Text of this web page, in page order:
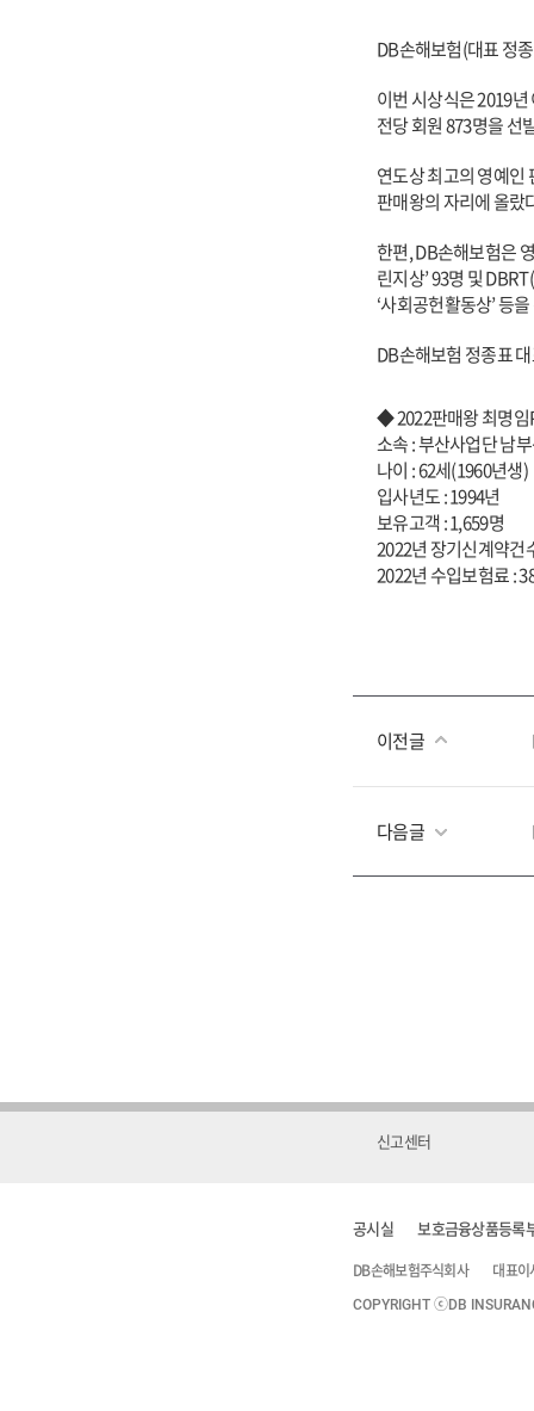
DB손해보험(대표 정
이번 시상식은 2019
전당 회원 873명을 선
연도상 최고의 영예인
판매왕의 자리에 올랐
한편, DB손해보험은
린지상’ 93명 및
‘사회공헌활동상’ 등
DB손해보험 정종표
◆ 2022판매왕 최명임
소속 : 부산사업단 남
나이 : 62세(1960년생)
입사년도 : 1994년
보유고객 : 1,659명
2022년 장기신계약건
2022년 수입보험료 :
이전글
다음글
신고센터
공시실 보호금융상품등록
DB손해보험주식회사 대표이
COPYRIGHT ⓒDB